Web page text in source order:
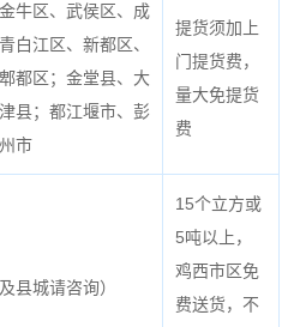
牛区、武侯区、成
白江区、新都区、
都区；金堂县、大
县；都江堰市、彭
市
提货须加上
门提货费，
量大免提货
费
县城请咨询）
15个立方或
5吨以上，
鸡西市区免
费送货，不